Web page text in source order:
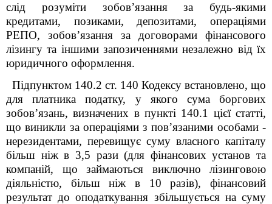
слід розуміти зобов’язання за будь-якими
кредитами, позиками, депозитами, операціями
РЕПО, зобов’язання за договорами фінансового
лізингу та іншими запозиченнями незалежно від їх
юридичного оформлення.
Підпунктом 140.2 ст. 140 Кодексу встановлено, що
для платника податку, у якого сума боргових
зобов’язань, визначених в пункті 140.1 цієї статті,
що виникли за операціями з пов’язаними особами -
нерезидентами, перевищує суму власного капіталу
більш ніж в 3,5 рази (для фінансових установ та
компаній, що займаються виключно лізинговою
діяльністю, більш ніж в 10 разів), фінансовий
результат до оподаткування збільшується на суму